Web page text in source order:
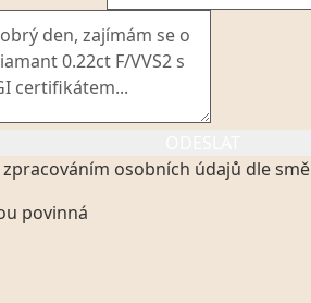
osobních údajů dle
uvedený odkaz, v souladu se
výslovně souhlasím se zpracováním
povinná